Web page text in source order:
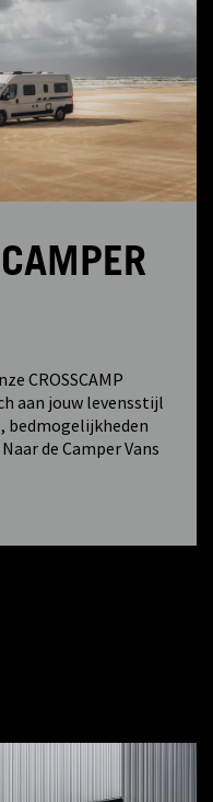
CROSSCAMP
aan jouw levensstijl
bedmogelijkheden
de Camper Vans